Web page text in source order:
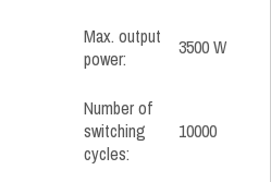
Max. output
power:
3500 W
Number of
switching
cycles:
10000